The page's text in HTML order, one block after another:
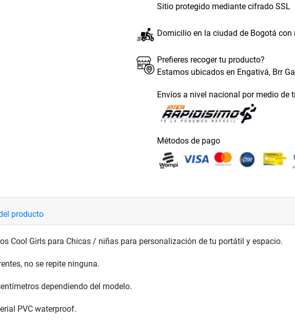
Sitio protegido mediante cifrado SSL
Domicilio en la ciudad de Bogotá con
Prefieres recoger tu producto?
Estamos ubicados en Engativá, Brr
Envíos a nivel nacional por medio de
Métodos de pago
producto
Cool Girls para Chicas / niñas para personalización de tu portátil y espacio.
no se repite ninguna.
dependiendo del modelo.
PVC waterproof.